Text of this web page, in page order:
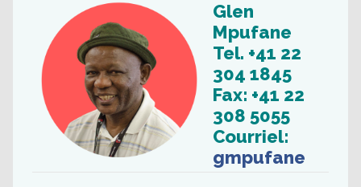
Glen
Mpufane
Tel. +41 22
304 1845
Fax: +41 22
308 5055
Courriel:
gmpufane